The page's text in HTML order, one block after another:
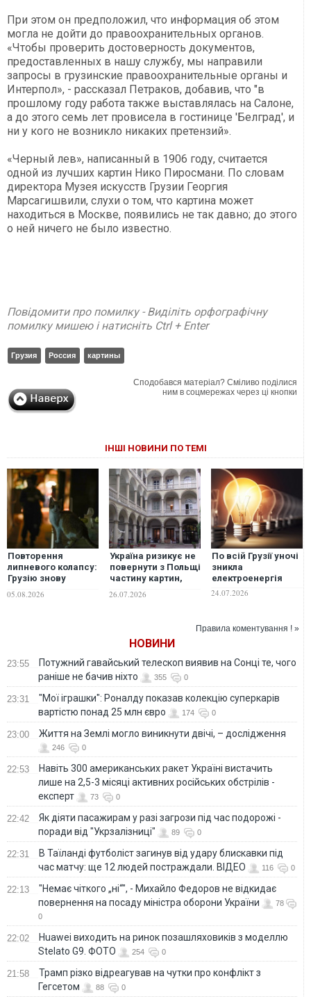
При этом он предположил, что информация об этом
могла не дойти до правоохранительных органов.
«Чтобы проверить достоверность документов,
предоставленных в нашу службу, мы направили
запросы в грузинские правоохранительные органы и
Интерпол», - рассказал Петраков, добавив, что "в
прошлому году работа также выставлялась на Салоне,
а до этого семь лет провисела в гостинице 'Белград', и
ни у кого не возникло никаких претензий».
«Черный лев», написанный в 1906 году, считается
одной из лучших картин Нико Пиросмани. По словам
директора Музея искусств Грузии Георгия
Марсагишвили, слухи о том, что картина может
находиться в Москве, появились не так давно; до этого
о ней ничего не было известно.
Повідомити про помилку - Виділіть орфографічну
помилку мишею і натисніть Ctrl + Enter
Грузия Россия картины
Сподобався матеріал? Сміливо поділися
ним в соцмережах через ці кнопки
ІНШІ НОВИНИ ПО ТЕМІ
Повторення
липневого колапсу:
Грузію знову
блекаут, причини
05.08.2026
Україна ризикує не
повернути з Польщі
частину картин,
війни, -
26.07.2026
По всій Грузії уночі
зникла
електроенергія
24.07.2026
Правила коментування ! »
НОВИНИ
23:55
Потужний гавайський телескоп виявив на Сонці те, чого
раніше не бачив ніхто
355 0
23:31
"Мої іграшки": Роналду показав колекцію суперкарів
вартістю понад 25 млн євро
174 0
23:00 Життя на Землі могло виникнути двічі, – дослідження
246 0
22:53
Навіть 300 американських ракет Україні вистачить
лише на 2,5-3 місяці активних російських обстрілів -
експерт
73 0
22:42
Як діяти пасажирам у разі загрози під час подорожі -
поради від "Укрзалізниці"
89 0
22:31
В Таїланді футболіст загинув від удару блискавки під
час матчу: ще 12 людей постраждали. ВІДЕО
116 0
22:13
"Немає чіткого „ні“", - Михайло Федоров не відкидає
повернення на посаду міністра оборони України
78
0
22:02
Huawei виходить на ринок позашляховиків з моделлю
Stelato G9. ФОТО
254 0
21:58
Трамп різко відреагував на чутки про конфлікт з
Гегсетом
88 0